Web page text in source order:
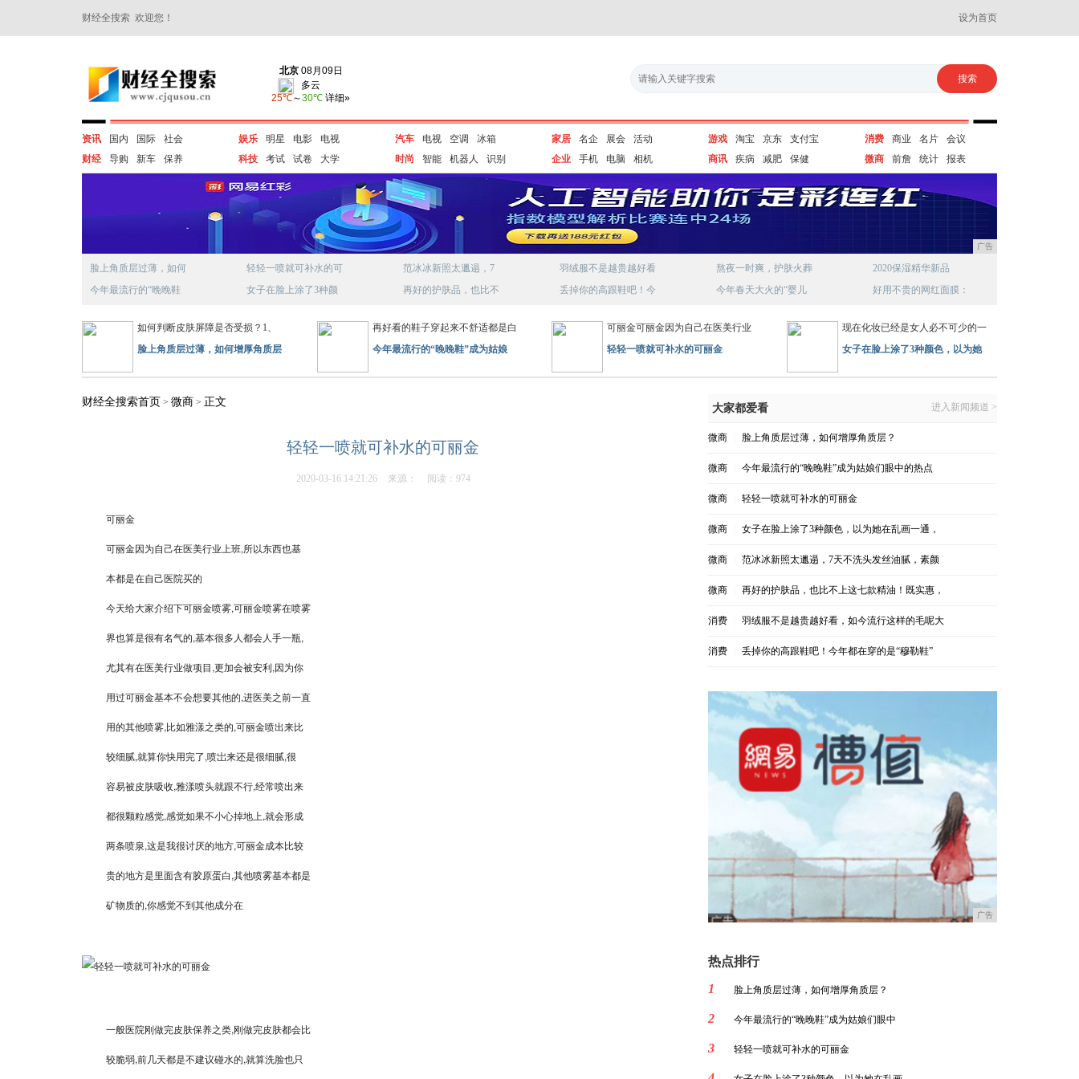
财经全搜索 欢迎您！ 设为首页
资讯 国内 国际
社会
财经
导购 新车 保养
娱乐 明星 电影
电视
科技
考试 试卷 大学
汽车 电视 空调
冰箱
时尚
智能 机器人 识别
家居 名企 展会
活动
企业
手机 电脑 相机
游戏 淘宝 京东
支付宝
商讯
疾病 减肥 保健
消费 商业 名片
会议
微商
前詹 统计 报表
广告
脸上角质层过薄，如何
今年最流行的“晚晚鞋
轻轻一喷就可补水的可
女子在脸上涂了3种颜
范冰冰新照太邋遢，7
再好的护肤品，也比不
羽绒服不是越贵越好看
丢掉你的高跟鞋吧！今
熬夜一时爽，护肤火葬
今年春天大火的“婴儿
2020保湿精华新品
好用不贵的网红面膜：
如何判断皮肤屏障是否受损？1、
脸上角质层过薄，如何增厚角质层
再好看的鞋子穿起来不舒适都是白
今年最流行的“晚晚鞋”成为姑娘
可丽金可丽金因为自己在医美行业
轻轻一喷就可补水的可丽金
现在化妆已经是女人必不可少的一
女子在脸上涂了3种颜色，以为她
财经全搜索首页 > 微商 > 正文
轻轻一喷就可补水的可丽金
2020-03-16 14:21:26 来源： 阅读：974
可丽金
可丽金因为自己在医美行业上班,所以东西也基
本都是在自己医院买的
今天给大家介绍下可丽金喷雾,可丽金喷雾在喷雾
界也算是很有名气的,基本很多人都会人手一瓶,
尤其有在医美行业做项目,更加会被安利,因为你
用过可丽金基本不会想要其他的,进医美之前一直
用的其他喷雾,比如雅漾之类的,可丽金喷出来比
较细腻,就算你快用完了,喷岀来还是很细腻,很
容易被皮肤吸收,雅漾喷头就跟不行,经常喷出来
都很颗粒感觉,感觉如果不小心掉地上,就会形成
两条喷泉,这是我很讨厌的地方,可丽金成本比较
贵的地方是里面含有胶原蛋白,其他喷雾基本都是
矿物质的,你感觉不到其他成分在
一般医院刚做完皮肤保养之类,刚做完皮肤都会比
较脆弱,前几天都是不建议碰水的,就算洗脸也只
大家都爱看 进入新闻频道 >
微商 脸上角质层过薄，如何增厚角质层？
微商 今年最流行的“晚晚鞋”成为姑娘们眼中的热点
微商 轻轻一喷就可补水的可丽金
微商 女子在脸上涂了3种颜色，以为她在乱画一通，
微商 范冰冰新照太邋遢，7天不洗头发丝油腻，素颜
微商 再好的护肤品，也比不上这七款精油！既实惠，
消费 羽绒服不是越贵越好看，如今流行这样的毛呢大
消费 丢掉你的高跟鞋吧！今年都在穿的是“穆勒鞋”
广告
热点排行
1
脸上角质层过薄，如何增厚角质层？
2 今年最流行的“晚晚鞋”成为姑娘们眼中
3 轻轻一喷就可补水的可丽金